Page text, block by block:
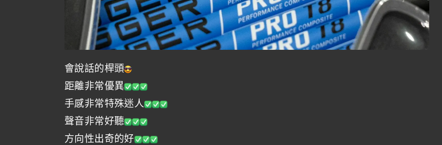
會說話的桿頭
距離非常優異
手感非常特殊迷人
聲音非常好聽
方向性出奇的好